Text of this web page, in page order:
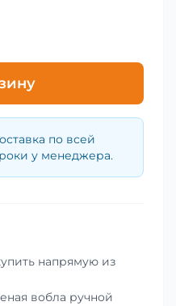
по всей
у менеджера.
напрямую из
вобла ручной